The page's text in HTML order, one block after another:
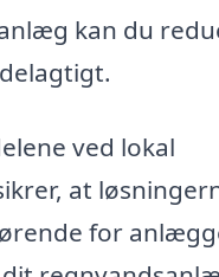
kan du
ved lokal
at
for